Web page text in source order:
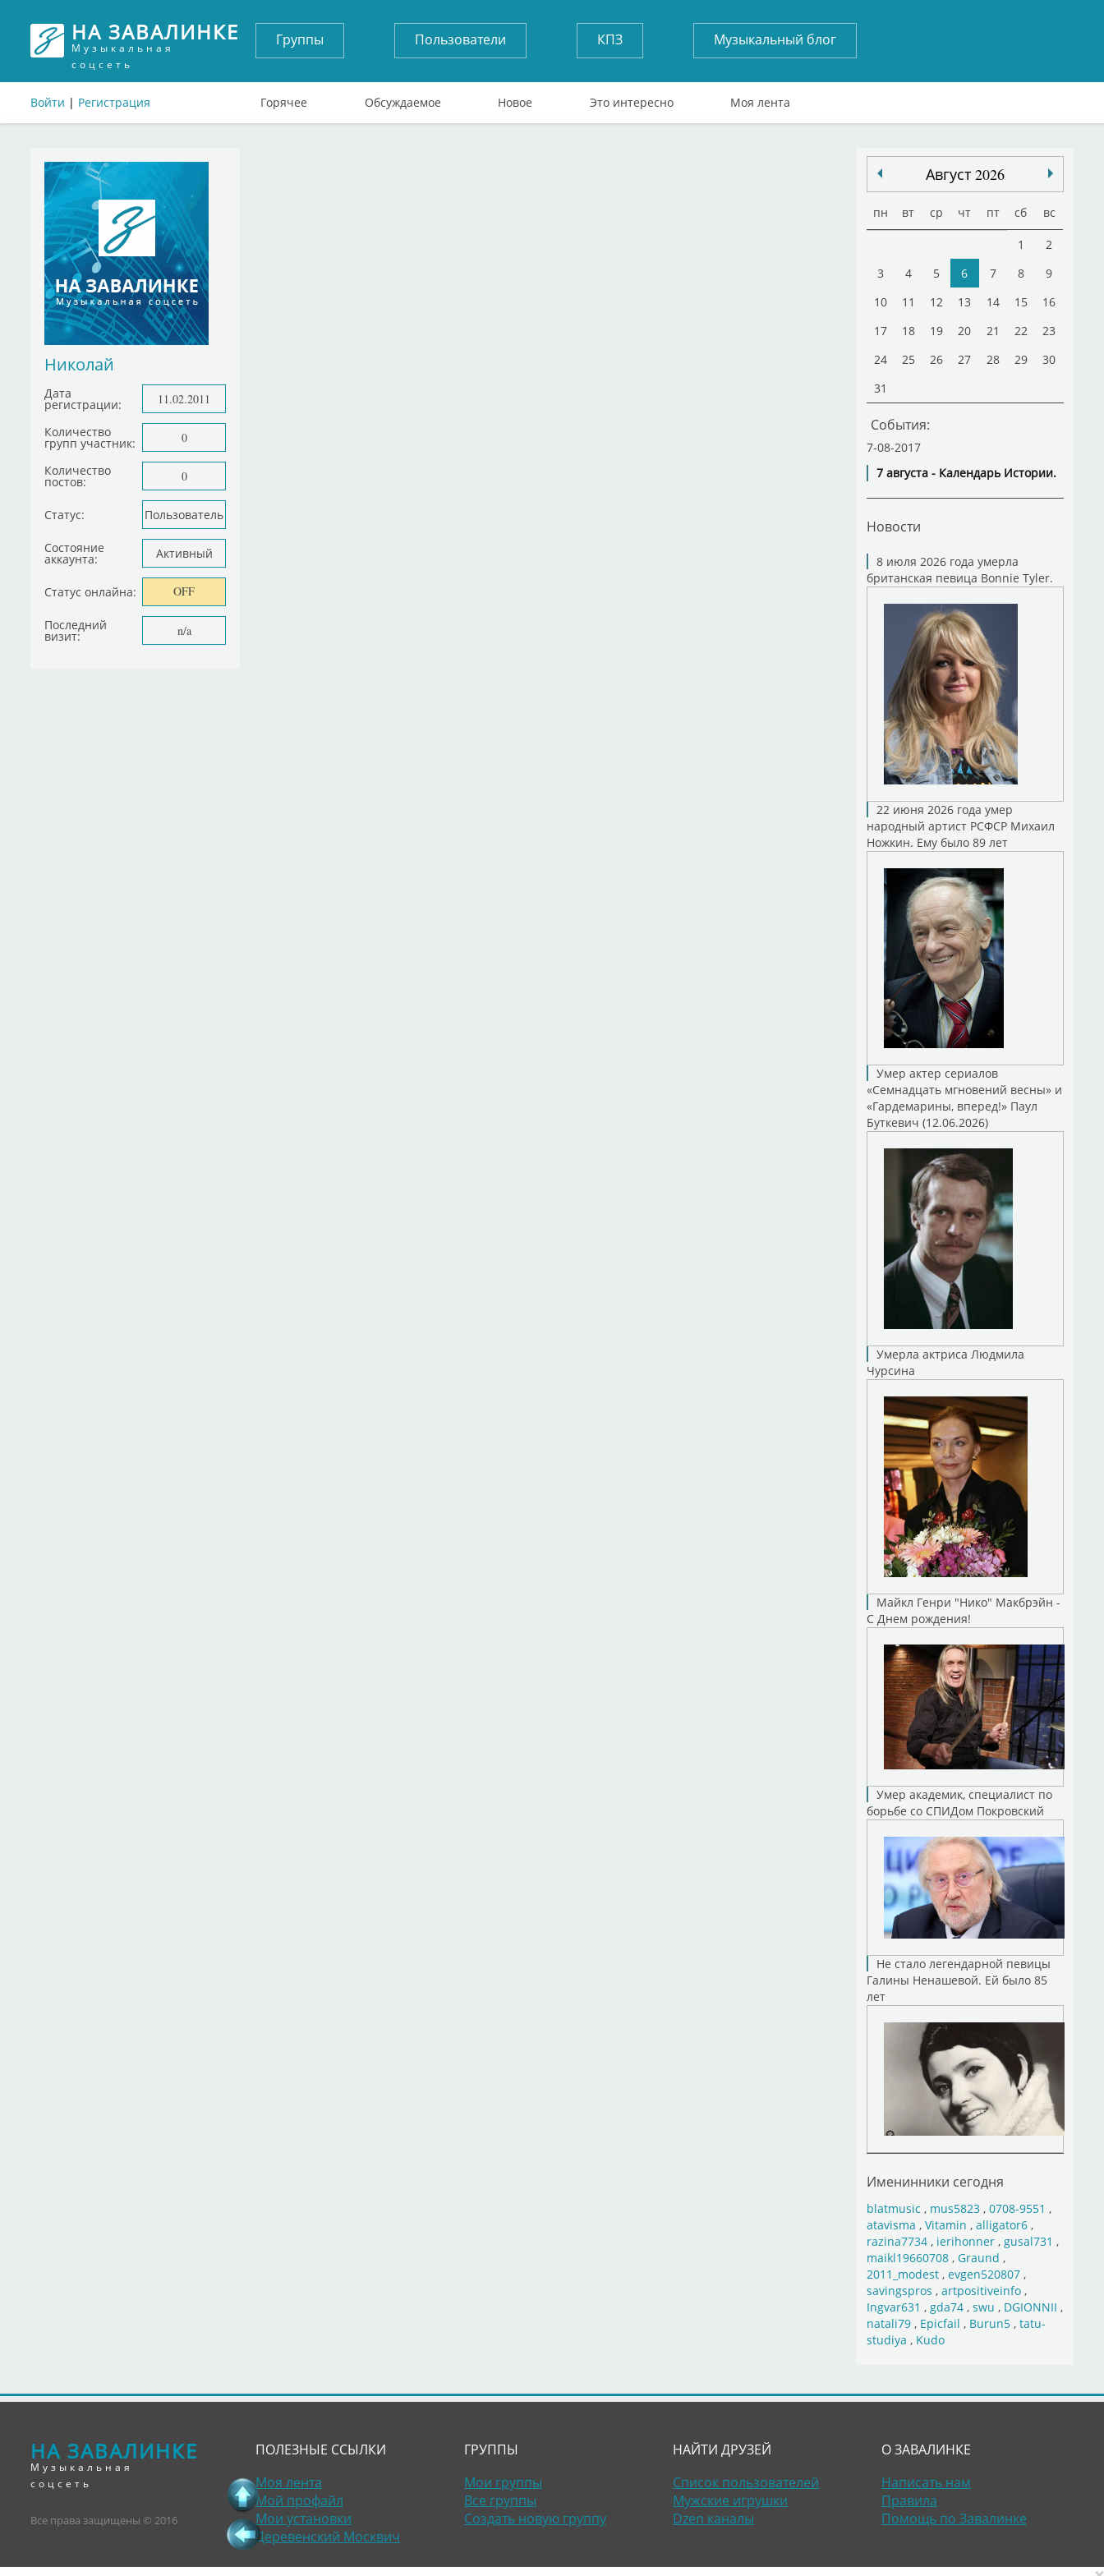
НА ЗАВАЛИНКЕ
Музыкальная
соцсеть
Войти | Регистрация
Группы Пользователи КПЗ Музыкальный блог
Горячее Обсуждаемое Новое Это интересно Моя лента
Николай
Дата
регистрации: 11.02.2011
Количество
групп участник: 0
Количество
постов: 0
Статус: Пользователь
Состояние
аккаунта: Активный
Статус онлайна: OFF
Последний
визит: n/a
Август 2026
пн вт ср чт пт сб вс
1
2
3
4 5 6 7 8
9
10
11 12 13 14 15
16
17
18 19 20 21 22
23
24
25 26 27 28 29
30
31
События:
7-08-2017
7 августа - Календарь Истории.
Новости
8 июля 2026 года умерла
британская певица Bonnie Tyler.
22 июня 2026 года умер
народный артист РСФСР Михаил
Ножкин. Ему было 89 лет
Умер актер сериалов
«Семнадцать мгновений весны» и
«Гардемарины, вперед!» Паул
Буткевич (12.06.2026)
Умерла актриса Людмила
Чурсина
Майкл Генри "Нико" Макбрэйн -
С Днем рождения!
Умер академик, специалист по
борьбе со СПИДом Покровский
Не стало легендарной певицы
Галины Ненашевой. Ей было 85
лет
Именинники сегодня
blatmusic , mus5823, 0708-9551 ,
atavisma , Vitamin , alligator6,
razina7734, ierihonner, gusal731 ,
maikl19660708, Graund ,
2011_modest, evgen520807,
savingspros , artpositiveinfo,
Ingvar631 , gda74, swu , DGIONNII ,
natali79, Epicfail , Burun5, tatu-
studiya , Kudo
НА ЗАВАЛИНКЕ
Музыкальная
соцсеть
Все права защищены © 2016
ПОЛЕЗНЫЕ ССЫЛКИ
Моя лента
Мой профайл
Мои установки
Деревенский Москвич
ГРУППЫ
Мои группы
Все группы
Создать новую группу
НАЙТИ ДРУЗЕЙ
Список пользователей
Мужские игрушки
Dzen каналы
О ЗАВАЛИНКЕ
Написать нам
Правила
Помощь по Завалинке